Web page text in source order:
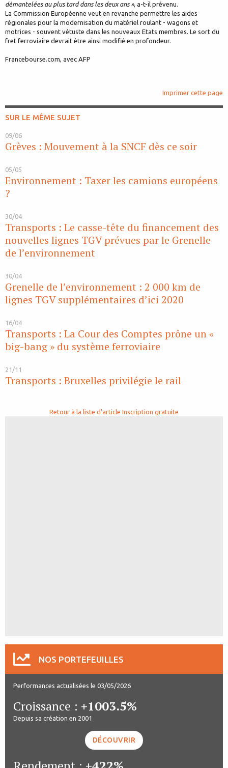
démantelées au plus tard dans les deux ans », a-t-il prévenu.
La Commission Européenne veut en revanche permettre les aides
régionales pour la modernisation du matériel roulant - wagons et
motrices - souvent vétuste dans les nouveaux Etats membres. Le sort du
fret ferroviaire devrait être ainsi modifié en profondeur.
Francebourse.com, avec AFP
Imprimer cette page
SUR LE MÊME SUJET
09/06
Grèves : Mouvement à la SNCF dès ce soir
05/05
Environnement : Taxer les camions européens
?
30/04
Transports : Le casse-tête du financement des
nouvelles lignes TGV prévues par le Grenelle
de l’environnement
30/04
Grenelle de l’environnement : 2 000 km de
lignes TGV supplémentaires d’ici 2020
16/04
Transports : La Cour des Comptes prône un «
big-bang » du système ferroviaire
21/11
Transports : Bruxelles privilégie le rail
Retour à la liste d'article Inscription gratuite
NOS PORTEFEUILLES
Performances actualisées le 03/05/2026
Croissance : +1003.5%
Depuis sa création en 2001
DÉCOUVRIR